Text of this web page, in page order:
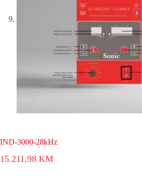
IND-3000-28kHz
15.211,98 KM